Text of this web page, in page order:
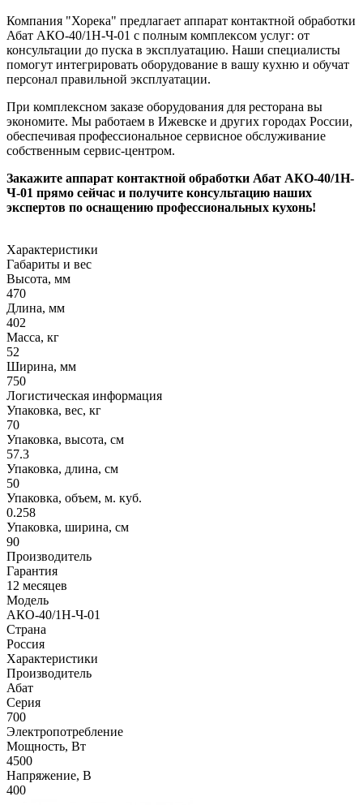
Компания "Хорека" предлагает аппарат контактной обработки
Абат АКО-40/1Н-Ч-01 с полным комплексом услуг: от
консультации до пуска в эксплуатацию. Наши специалисты
помогут интегрировать оборудование в вашу кухню и обучат
персонал правильной эксплуатации.
При комплексном заказе оборудования для ресторана вы
экономите. Мы работаем в Ижевске и других городах России,
обеспечивая профессиональное сервисное обслуживание
собственным сервис-центром.
Закажите аппарат контактной обработки Абат АКО-40/1Н-
Ч-01 прямо сейчас и получите консультацию наших
экспертов по оснащению профессиональных кухонь!
Характеристики
Габариты и вес
Высота, мм
470
Длина, мм
402
Масса, кг
52
Ширина, мм
750
Логистическая информация
Упаковка, вес, кг
70
Упаковка, высота, см
57.3
Упаковка, длина, см
50
Упаковка, объем, м. куб.
0.258
Упаковка, ширина, см
90
Производитель
Гарантия
12 месяцев
Модель
АКО-40/1Н-Ч-01
Страна
Россия
Характеристики
Производитель
Абат
Серия
700
Электропотребление
Мощность, Вт
4500
Напряжение, В
400